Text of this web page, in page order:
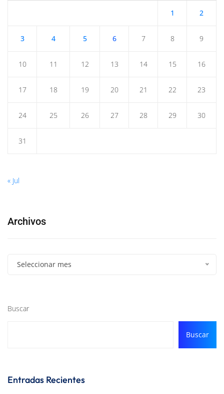
1 2
3 4 5 6 7 8 9
10 11 12 13 14 15 16
17 18 19 20 21 22 23
24 25 26 27 28 29 30
31
« Jul
Archivos
Seleccionar mes
Buscar
Buscar
Entradas Recientes